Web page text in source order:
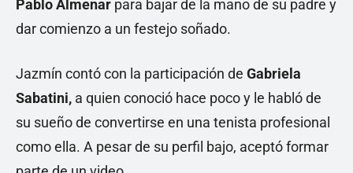
Pablo Almenar para bajar de la mano de su padre y
dar comienzo a un festejo soñado.
Jazmín contó con la participación de Gabriela
Sabatini, a quien conoció hace poco y le habló de
su sueño de convertirse en una tenista profesional
como ella. A pesar de su perfil bajo, aceptó formar